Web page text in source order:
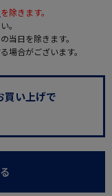
を除きます。
。
当日を除きます。
場合がございます。
い上げで